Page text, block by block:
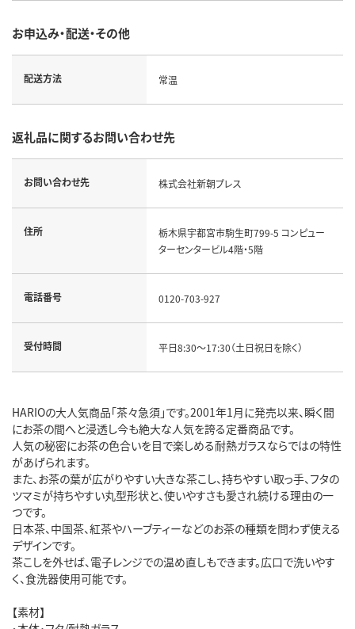
お申込み・配送・その他
配送方法 常温
返礼品に関するお問い合わせ先
お問い合わせ先 株式会社新朝プレス
住所
栃木県宇都宮市駒生町799-5 コンピュー
ターセンタービル4階・5階
電話番号 0120-703-927
受付時間 平日8:30～17:30（土日祝日を除く）
HARIOの大人気商品「茶々急須」です。2001年1月に発売以来、瞬く間
にお茶の間へと浸透し今も絶大な人気を誇る定番商品です。
人気の秘密にお茶の色合いを目で楽しめる耐熱ガラスならではの特性
があげられます。
また、お茶の葉が広がりやすい大きな茶こし、持ちやすい取っ手、フタの
ツマミが持ちやすい丸型形状と、使いやすさも愛され続ける理由の一
つです。
日本茶、中国茶、紅茶やハーブティーなどのお茶の種類を問わず使える
デザインです。
茶こしを外せば、電子レンジでの温め直しもできます。広口で洗いやす
く、食洗器使用可能です。
【素材】